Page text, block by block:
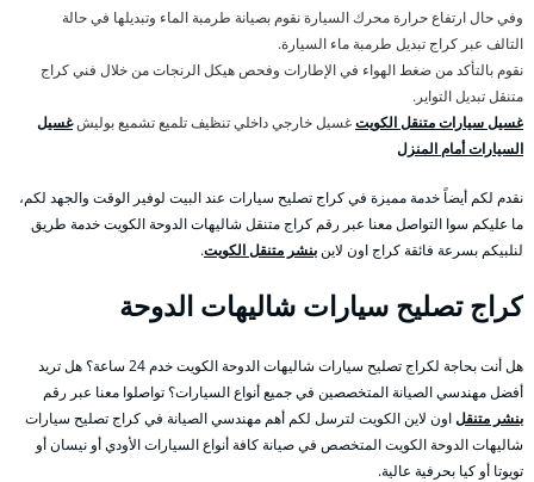
وفي حال ارتفاع حرارة محرك السيارة نقوم بصيانة طرمبة الماء وتبديلها في حالة
التالف عبر كراج تبديل طرمبة ماء السيارة.
نقوم بالتأكد من ضغط الهواء في الإطارات وفحص هيكل الرنجات من خلال فني كراج
متنقل تبديل التواير.
غسيل سيارات متنقل الكويتغسيل خارجي داخلي تنظيف تلميع تشميع بوليشغسيل
السيارات أمام المنزل
نقدم لكم أيضاً خدمة مميزة في كراج تصليح سيارات عند البيت لوفير الوقت والجهد لكم،
ما عليكم سوا التواصل معنا عبر رقم كراج متنقل شاليهات الدوحة الكويت خدمة طريق
لنلبيكم بسرعة فائقة كراج اون لاينبنشر متنقل الكويت.
كراج تصليح سيارات شاليهات الدوحة
هل أنت بحاجة لكراج تصليح سيارات شاليهات الدوحة الكويت خدم 24 ساعة؟ هل تريد
أفضل مهندسي الصيانة المتخصصين في جميع أنواع السيارات؟ تواصلوا معنا عبر رقم
بنشر متنقلاون لاين الكويت لترسل لكم أهم مهندسي الصيانة في كراج تصليح سيارات
شاليهات الدوحة الكويت المتخصص في صيانة كافة أنواع السيارات الأودي أو نيسان أو
تويوتا أو كيا بحرفية عالية.